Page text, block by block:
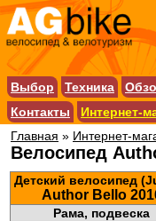
Выбор Техника
Контакты
Интернет-
Главная » Интернет-
Велосипед
Детский велосипед
Author Bello
Рама, подвеска